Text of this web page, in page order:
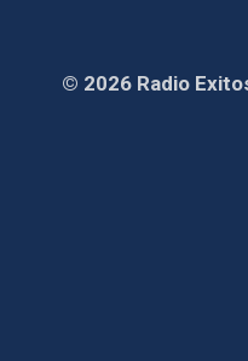
© 2026 Radio